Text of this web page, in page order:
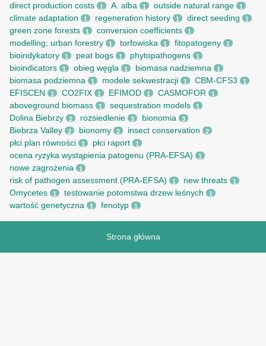
direct production costs 1 A. alba 1 outside natural range 1
climate adaptation 1 regeneration history 1 direct seeding 1
green zone forests 1 conversion coefficients 1
modelling; urban forestry 1 torfowiska 1 fitopatogeny 1
bioindykatory 1 peat bogs 1 phytopathogens 1
bioindicators 1 obieg węgla 1 biomasa nadziemna 1
biomasa podziemna 1 modele sekwestracji 1 CBM-CFS3 1
EFISCEN 1 CO2FIX 1 EFIMOD 1 CASMOFOR 1
aboveground biomass 1 sequestration models 1
Dolina Biebrzy 2 rozsiedlenie 3 bionomia 3
Biebrza Valley 2 bionomy 2 insect conservation 2
płci plan równości 1 płci raport 1
ocena ryzyka wystąpienia patogenu (PRA-EFSA) 1
nowe zagrożenia 1
risk of pathogen assessment (PRA-EFSA) 1 new threats 1
Omycetes 1 testowanie potomstwa drzew leśnych 1
wartość genetyczna 1 fenotyp 1
Strona główna